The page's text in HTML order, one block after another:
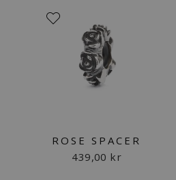
ROSE SPACER
439,00 kr